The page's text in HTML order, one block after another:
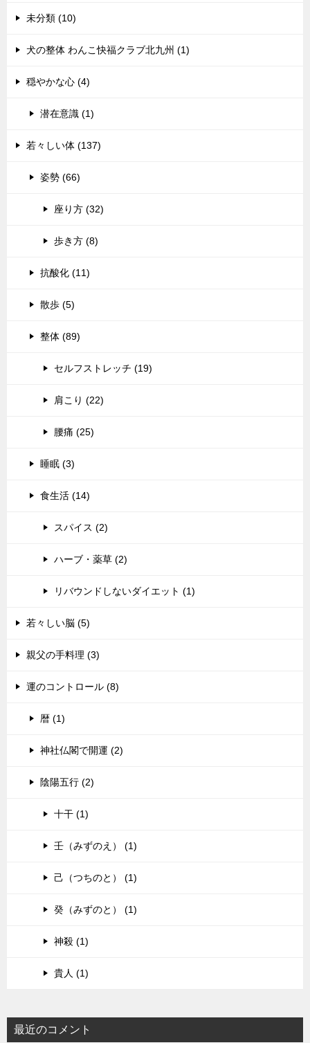
未分類 (10)
犬の整体 わんこ快福クラブ北九州 (1)
穏やかな心 (4)
潜在意識 (1)
若々しい体 (137)
姿勢 (66)
座り方 (32)
歩き方 (8)
抗酸化 (11)
散歩 (5)
整体 (89)
セルフストレッチ (19)
肩こり (22)
腰痛 (25)
睡眠 (3)
食生活 (14)
スパイス (2)
ハーブ・薬草 (2)
リバウンドしないダイエット (1)
若々しい脳 (5)
親父の手料理 (3)
運のコントロール (8)
暦 (1)
神社仏閣で開運 (2)
陰陽五行 (2)
十干 (1)
壬（みずのえ） (1)
己（つちのと） (1)
癸（みずのと） (1)
神殺 (1)
貴人 (1)
最近のコメント